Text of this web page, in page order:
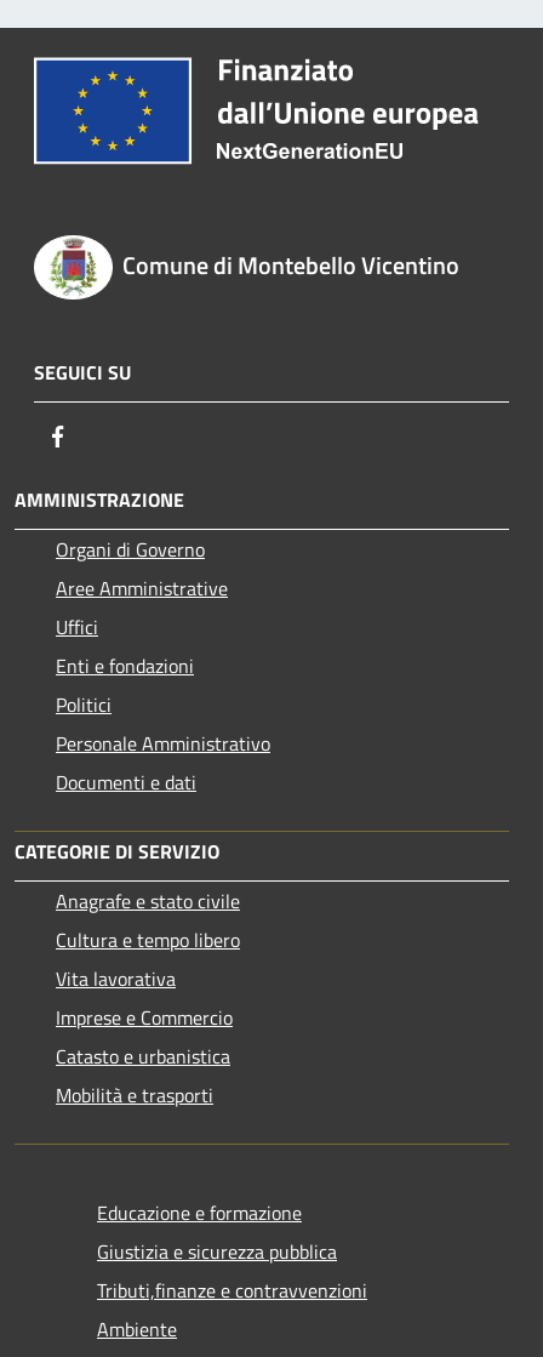
Comune di Montebello Vicentino
SEGUICI SU
AMMINISTRAZIONE
Organi di Governo
Aree Amministrative
Uffici
Enti e fondazioni
Politici
Personale Amministrativo
Documenti e dati
CATEGORIE DI SERVIZIO
Anagrafe e stato civile
Cultura e tempo libero
Vita lavorativa
Imprese e Commercio
Catasto e urbanistica
Mobilità e trasporti
Educazione e formazione
Giustizia e sicurezza pubblica
Tributi,finanze e contravvenzioni
Ambiente